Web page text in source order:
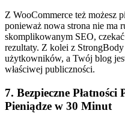
Z WooCommerce też możesz
ponieważ nowa strona nie ma
skomplikowanym SEO, czekać
rezultaty. Z kolei z
użytkowników, a Twój blog
właściwej publiczności.
7. Bezpieczne
Pieniądze w 30 Minut